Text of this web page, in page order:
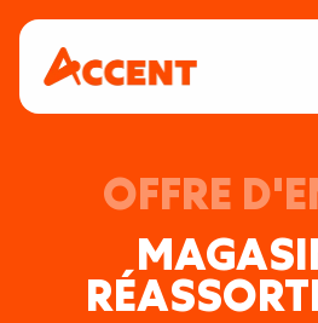
OFFRE